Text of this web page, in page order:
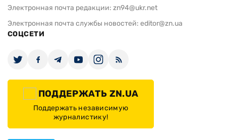
Электронная почта редакции: zn94@ukr.net
Электронная почта службы новостей: editor@zn.ua
СОЦСЕТИ
ПОДДЕРЖАТЬ ZN.UA
Поддержать независимую
журналистику!